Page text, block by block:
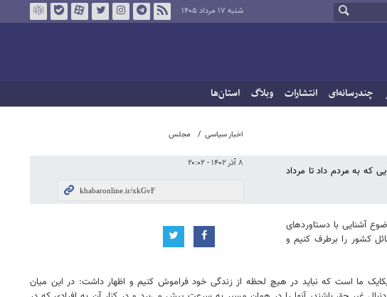
شنبه ۱۷ مرداد ۱۴۰۵
چندرسانه‌ای انتشارات وبلاگ استان‌ها
اخبار سیاسی مجلس
۸ آذر ۱۴۰۲ - ۲۰:۰۲
نیروهای انقلاب اسلامی، گفت: مجلس یازدهم به بیش از ۸۰ درصد وعده‌هایی که به مردم داد تا مرداد
آشنایی با دستاوردهای
کشور را برطرف کنیم و
ما است که نباید در هیچ لحظه از زندگی خود فراموش کنیم و اظهار داشت: در این میان